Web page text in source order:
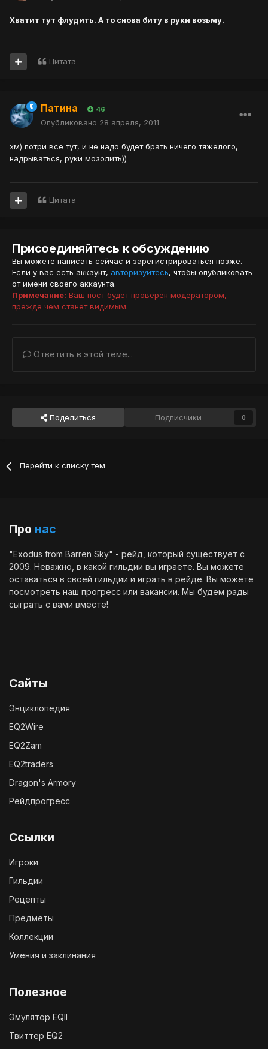
Хватит тут флудить. А то снова биту в руки возьму.
Цитата
Патина 46
Опубликовано 28 апреля, 2011
хм) потри все тут, и не надо будет брать ничего тяжелого,
надрываться, руки мозолить))
Цитата
Присоединяйтесь к обсуждению
Вы можете написать сейчас и зарегистрироваться позже.
Если у вас есть аккаунт, авторизуйтесь, чтобы опубликовать
от имени своего аккаунта.
Примечание: Ваш пост будет проверен модератором,
прежде чем станет видимым.
Ответить в этой теме...
Поделиться Подписчики 0
Перейти к списку тем
Про нас
"Exodus from Barren Sky" - рейд, который существует с
2009. Неважно, в какой гильдии вы играете. Вы можете
оставаться в своей гильдии и играть в рейде. Вы можете
посмотреть наш прогресс или вакансии. Мы будем рады
сыграть с вами вместе!
Сайты
Энциклопедия
EQ2Wire
EQ2Zam
EQ2traders
Dragon's Armory
Рейдпрогресс
Ссылки
Игроки
Гильдии
Рецепты
Предметы
Коллекции
Умения и заклинания
Полезное
Эмулятор EQII
Твиттер EQ2